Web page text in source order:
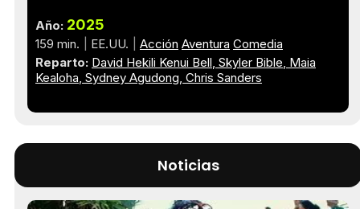
Año: 2025
159 min. EE.UU. Acción Aventura Comedia
Reparto: David Hekili Kenui Bell Skyler Bible Maia
Kealoha Sydney Agudong Chris Sanders
Noticias